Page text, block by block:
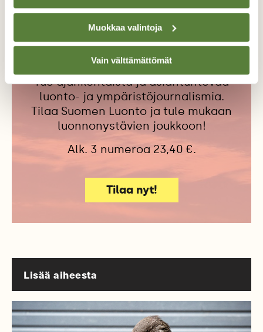
Muokkaa valintoja
Vain välttämättömät
Tilaa Suomen Luonto
Tue ajankohtaista ja asiantuntevaa
luonto- ja ympäristöjournalismia.
Tilaa Suomen Luonto ja tule mukaan
luonnonystävien joukkoon!
Alk. 3 numeroa 23,40 €.
Tilaa nyt!
Lisää aiheesta